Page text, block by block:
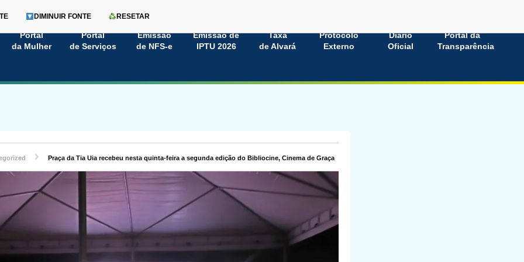
Portal
da Mulher
Portal
de Serviços
Emissão
de NFS-e
Emissão de
IPTU 2026
Taxa
de Alvará
Protocolo
Externo
Diário
Oficial
Portal da
Transparência
DIMINUIR FONTE RESETAR
Praça da Tia Uia recebeu nesta quinta-feira a segunda edição do Bibliocine, Cinema de Graça